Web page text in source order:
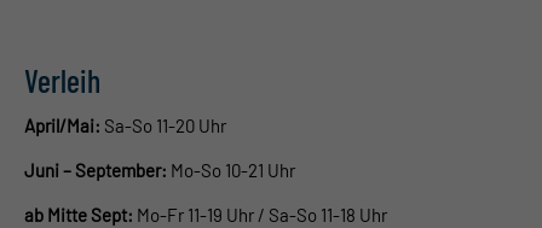
Verleih
April/Mai: Sa-So 11-20 Uhr
Juni – September: Mo-So 10-21 Uhr
ab Mitte Sept: Mo-Fr 11-19 Uhr / Sa-So 11-18 Uhr